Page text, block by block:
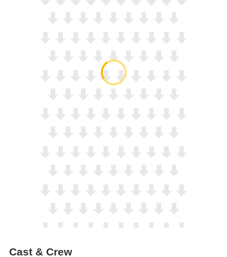
Cast & Crew